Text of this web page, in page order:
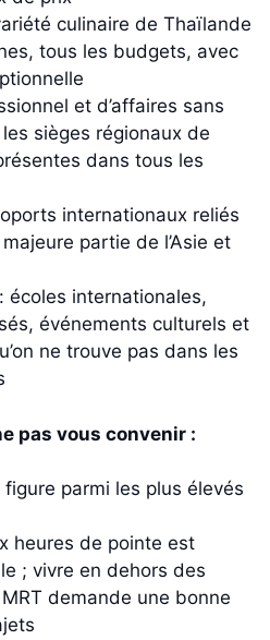
culinaire de Thaïlande
tous les budgets, avec
et d’affaires sans
sièges régionaux de
dans tous les
internationaux reliés
partie de l’Asie et
écoles internationales,
événements culturels et
ne trouve pas dans les
pas vous convenir :
parmi les plus élevés
heures de pointe est
; vivre en dehors des
demande une bonne